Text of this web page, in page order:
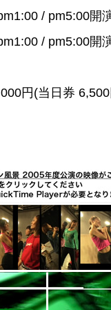
/ pm5:00開
/ pm5:00開
円(当日券